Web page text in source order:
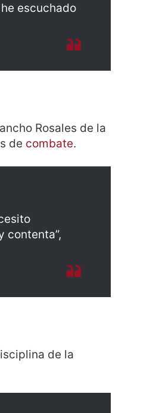
escuchado
Rosales de la
de combate.
contenta”,
de la